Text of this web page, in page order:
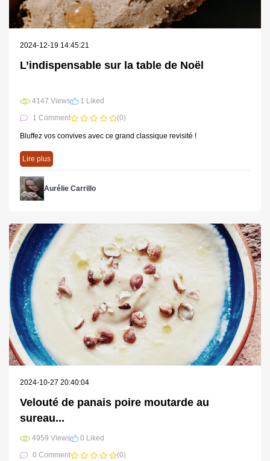
2024-12-19 14:45:21
L’indispensable sur la table de Noël
4147 Views
1 Liked
1 Comment
(0)
Bluffez vos convives avec ce grand classique revisité !
Lire plus
Aurélie Carrillo
2024-10-27 20:40:04
Velouté de panais poire moutarde au
sureau...
4959 Views
0 Liked
0 Comment
(0)